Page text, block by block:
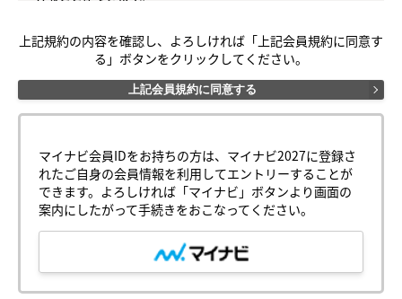
認したものとみなします。
○第３条（会員ＩＤ番号とパスワード）
（１）会員は、会員ＩＤ番号を付与され、パスワードを登録す
るものとします。ただし、第５条に抵触すると当社が判断した
（２）会員は、会員ＩＤ番号およびパスワードを第三者に譲渡
または貸与してはなりません。
（３）会員の会員ＩＤ番号およびパスワードの管理および使用
は会員の責任とし、これらの使用上の過誤または第三者による
不正使用等については、当社は一切の責任を負わないものとし
ます。
○第４条（会員サービス）
上記規約の内容を確認し、よろしければ「上記会員規約に同意す
る」ボタンをクリックしてください。
上記会員規約に同意する
マイナビ会員IDをお持ちの方は、マイナビ2027に登録さ
れたご自身の会員情報を利用してエントリーすることが
できます。よろしければ「マイナビ」ボタンより画面の
案内にしたがって手続きをおこなってください。